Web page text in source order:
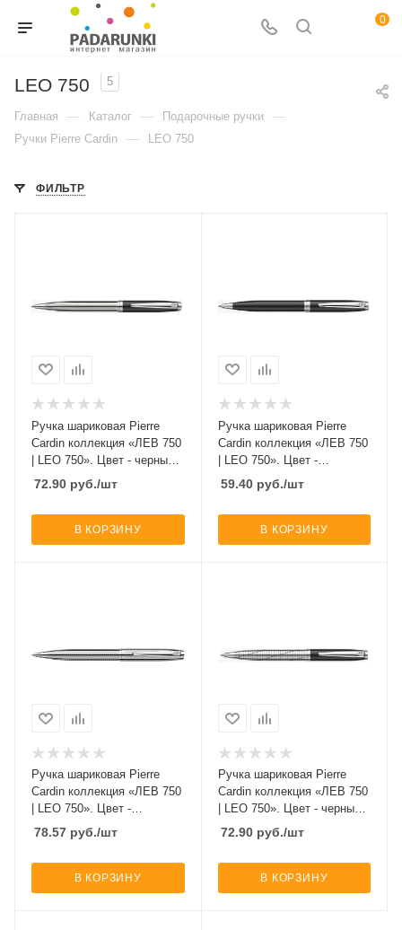
0
LEO 750 5
Главная — Каталог — Подарочные ручки —
Ручки Pierre Cardin — LEO 750
ФИЛЬТР
Ручка шариковая Pierre
Cardin коллекция «ЛЕВ 750
| LEO 750». Цвет - черный и
серебристый.Упаковка Е-2.
72.90 руб./шт
В КОРЗИНУ
Ручка шариковая Pierre
Cardin коллекция «ЛЕВ 750
| LEO 750». Цвет -
черный.Упаковка Е-2.
59.40руб./шт
В КОРЗИНУ
Ручка шариковая Pierre
Cardin коллекция «ЛЕВ 750
| LEO 750». Цвет -
серебристый.Упаковка Е-2.
78.57 руб./шт
В КОРЗИНУ
Ручка шариковая Pierre
Cardin коллекция «ЛЕВ 750
| LEO 750». Цвет - черный и
серебристый.Упаковка Е-2.
72.90руб./шт
В КОРЗИНУ